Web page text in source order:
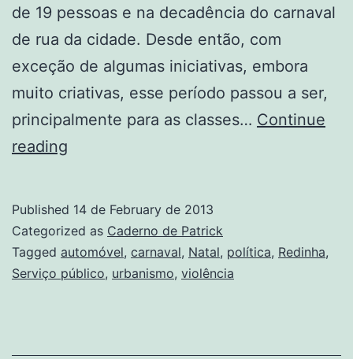
de 19 pessoas e na decadência do carnaval
de rua da cidade. Desde então, com
exceção de algumas iniciativas, embora
muito criativas, esse período passou a ser,
principalmente para as classes… Continue
reading
e
violência
policial
Published 14 de February de 2013
Categorized as Caderno de Patrick
Tagged automóvel, carnaval, Natal, política, Redinha,
Serviço público, urbanismo, violência